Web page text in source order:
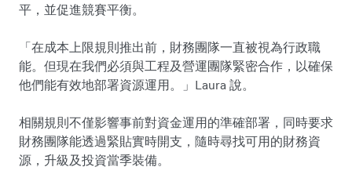
平，並促進競賽平衡。
「在成本上限規則推出前，財務團隊一直被視為行政職
能。但現在我們必須與工程及營運團隊緊密合作，以確保
他們能有效地部署資源運用。」Laura 說。
相關規則不僅影響事前對資金運用的準確部署，同時要求
財務團隊能透過緊貼實時開支，隨時尋找可用的財務資
源，升級及投資當季裝備。